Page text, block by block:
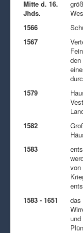
Mitte d. 16.
Jhds.
1566
1567
1579
1582
1583
von
1583 - 1651
das
und